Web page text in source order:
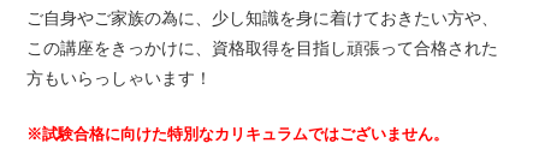
ご自身やご家族の為に、少し知識を身に着けておきたい方や、
この講座をきっかけに、資格取得を目指し頑張って合格された
方もいらっしゃいます！
※試験合格に向けた特別なカリキュラムではございません。